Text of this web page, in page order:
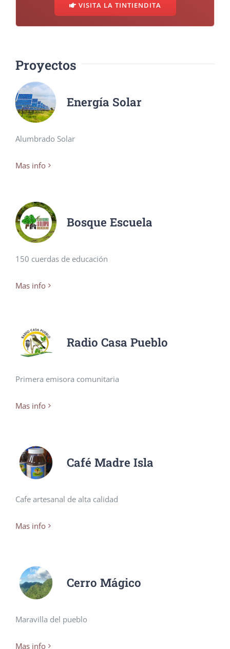
VISITA LA TINTIENDITA
Proyectos
Energía Solar
Alumbrado Solar
Mas info
Bosque Escuela
150 cuerdas de educación
Mas info
Radio Casa Pueblo
Primera emisora comunitaria
Mas info
Café Madre Isla
Cafe artesanal de alta calidad
Mas info
Cerro Mágico
Maravilla del pueblo
Mas info